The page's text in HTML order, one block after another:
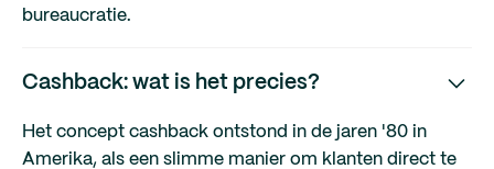
bureaucratie.
Cashback: wat is het precies?
Het concept cashback ontstond in de jaren '80 in
Amerika, als een slimme manier om klanten direct te